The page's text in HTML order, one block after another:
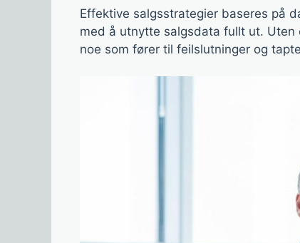
Effektive salgsstrategier baseres på
med å utnytte salgsdata fullt ut.
noe som fører til feilslutninger og